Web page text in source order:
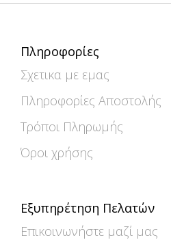
Πληροφορίες
Σχετικα με εμας
Πληροφορίες Αποστολής
Τρόποι Πληρωμής
Όροι χρήσης
Εξυπηρέτηση Πελατών
Επικοινωνήστε μαζί μας